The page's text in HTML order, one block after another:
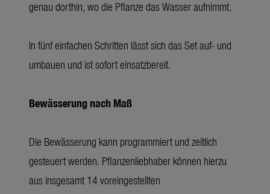
genau dorthin, wo die Pflanze das Wasser aufnimmt.
In fünf einfachen Schritten lässt sich das Set auf- und
umbauen und ist sofort einsatzbereit.
Bewässerung nach Maß
Die Bewässerung kann programmiert und zeitlich
gesteuert werden. Pflanzenliebhaber können hierzu
aus insgesamt 14 voreingestellten